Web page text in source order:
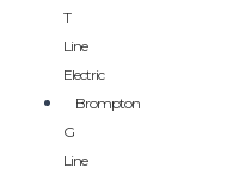
T
Line
Electric
Brompton
G
Line